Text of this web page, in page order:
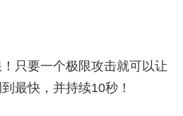
只要一个极限攻击就可以让
最快，并持续10秒！